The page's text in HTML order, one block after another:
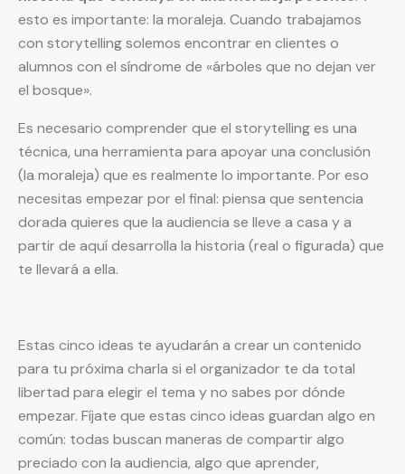
esto es importante: la moraleja. Cuando trabajamos
con storytelling solemos encontrar en clientes o
alumnos con el síndrome de «árboles que no dejan ver
el bosque».
Es necesario comprender que el storytelling es una
técnica, una herramienta para apoyar una conclusión
(la moraleja) que es realmente lo importante. Por eso
necesitas empezar por el final: piensa que sentencia
dorada quieres que la audiencia se lleve a casa y a
partir de aquí desarrolla la historia (real o figurada) que
te llevará a ella.
Estas cinco ideas te ayudarán a crear un contenido
para tu próxima charla si el organizador te da total
libertad para elegir el tema y no sabes por dónde
empezar. Fíjate que estas cinco ideas guardan algo en
común: todas buscan maneras de compartir algo
preciado con la audiencia, algo que aprender,